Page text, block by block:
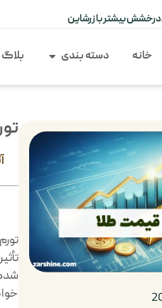
درخشش بیشتر با زرشاین
خانه دسته بندی بلاگ